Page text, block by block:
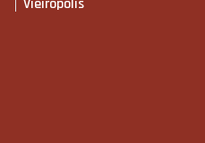
Vieirópolis